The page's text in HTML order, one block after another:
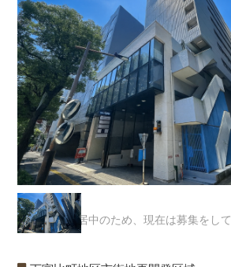
ー 入居中のため、現在は募集をし